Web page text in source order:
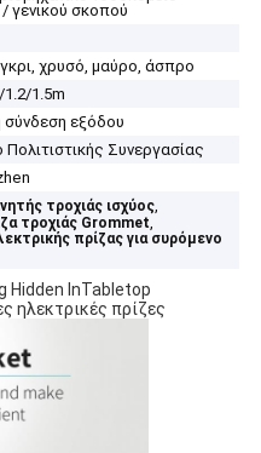
/ γενικού σκοπού
χρυσό, μαύρο, άσπρο
1.5m
σύνδεση εξόδου
Πολιτιστικής Συνεργασίας
τροχιάς ισχύος,
τροχιάς Grommet,
πρίζας για συρόμενο
Hidden InTabletop
ηλεκτρικές πρίζες